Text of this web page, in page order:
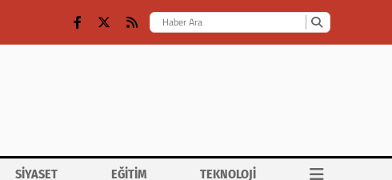
SİYASET EĞİTİM TEKNOLOJİ